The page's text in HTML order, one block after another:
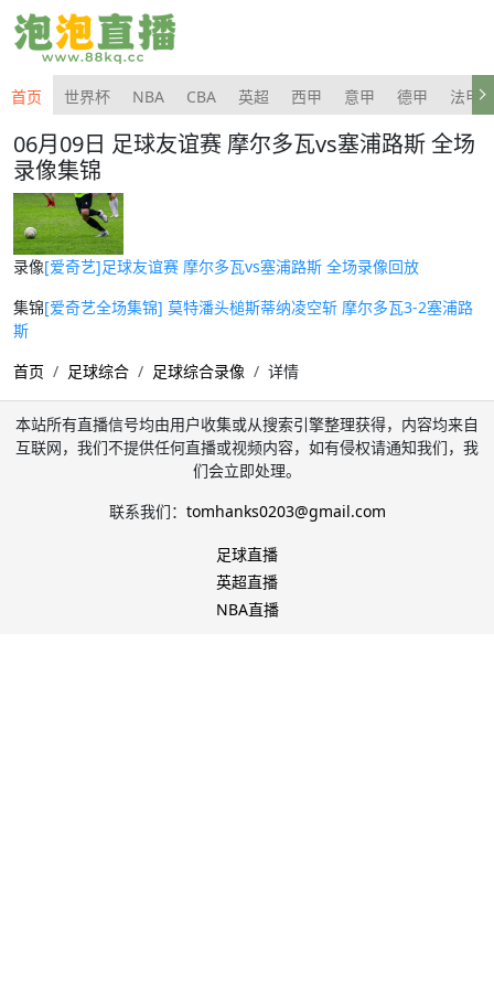
首页 世界杯 NBA CBA 英超 西甲 意甲 德甲 法甲
06月09日 足球友谊赛 摩尔多瓦vs塞浦路斯 全场
录像集锦
录像[爱奇艺]足球友谊赛 摩尔多瓦vs塞浦路斯 全场录像回放
集锦[爱奇艺全场集锦] 莫特潘头槌斯蒂纳凌空斩 摩尔多瓦3-2塞浦路
斯
首页
足球综合 足球综合录像 详情
本站所有直播信号均由用户收集或从搜索引擎整理获得，内容均来自
互联网，我们不提供任何直播或视频内容，如有侵权请通知我们，我
们会立即处理。
联系我们： tomhanks0203@gmail.com
足球直播
英超直播
NBA直播